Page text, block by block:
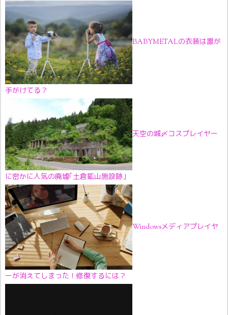
BABYMETALの衣装は誰が
手がけてる？
天空の城〆コスプレイヤー
に密かに人気の廃墟｢土倉鉱山施設跡｣
Windowsメディアプレイヤ
ーが消えてしまった！修復するには？